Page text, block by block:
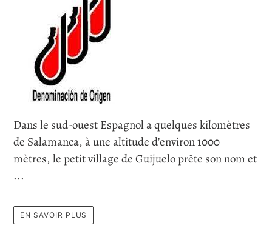
Dans le sud-ouest Espagnol a quelques kilomètres
de Salamanca, à une altitude d’environ 1000
mètres, le petit village de Guijuelo prête son nom et
...
EN SAVOIR PLUS